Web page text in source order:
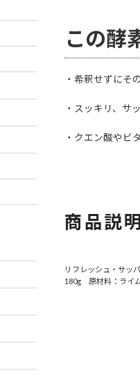
この酵
・希釈せずにそ
・スッキリ、サ
・クエン酸やビ
商品説明
リフレッシュ・サッ
180g 原材料：ライ